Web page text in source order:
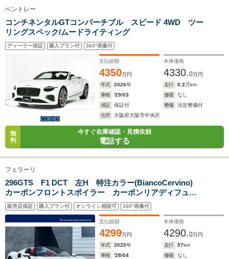
サイズ
WLTCモード
排気量
駆動方式
全幅
2.1m
4.55m
ホイールベース
-m
-
3799cc
MR
全幅
ホイールベース
-m
-
3799cc
MR
-
MR
ベントレー
コンチネンタルGTコンバーチブル スピード 4WD ツー
リングスペック/ムードライティング
ディーラー保証 購入プラン付 360°画像付
支払総額
4350万円
本体価格
4330.0万円
年式
2026年 走行 0.2万km
車検
'29/03 修復
なし
保証
保証付 整備
法定整備付
住所
大阪府大阪市中央区
無
料
今すぐ在庫確認・見積依頼
電話する
フェラーリ
296GTS F1 DCT 左H 特注カラー(BiancoCervino)
カーボンフロントスポイラー カーボンリアディフュー
ザー カーボンインストゥルメントクラスター Fリフタ
ー 20インチ鍛造AW サラウンドビュー
販売店保証 購入プラン付 オンライン相談可 360°画像付
支払総額
4299万円
本体価格
4290.0万円
年式
2025年 走行 57km
車検
'28/04 修復
なし